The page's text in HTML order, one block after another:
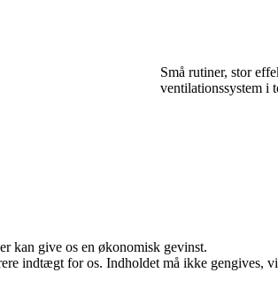
Små rutiner, stor
ventilationssystem i
kan give os en økonomisk gevinst.
indtægt for os. Indholdet må ikke gengives,